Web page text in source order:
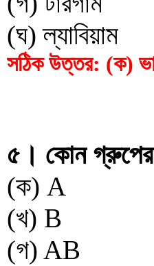
(ঘ) ল্যাবিয়াম
সঠিক উত্তর: (ক)
৫। কোন গ্রুপের
(ক) A
(খ) B
(গ) AB